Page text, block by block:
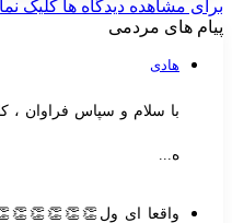
مشاهده دیدگاه ها کلیک
های مردمی
هادی
با سلام و سپاس فراوان ،
ه...
واقعا ای